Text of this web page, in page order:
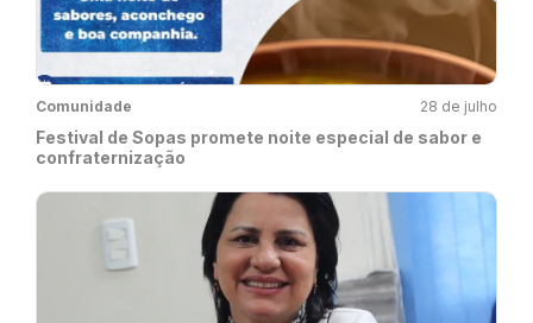
Comunidade 28 de julho
Festival de Sopas promete noite especial de sabor e
confraternização